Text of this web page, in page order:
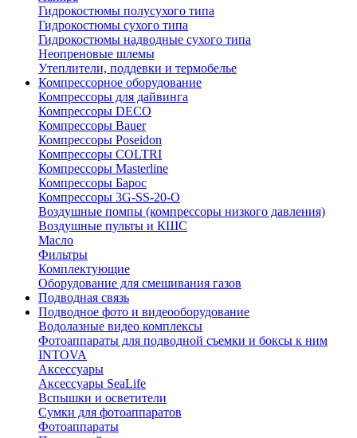
Гидрокостюмы полусухого типа
Гидрокостюмы сухого типа
Гидрокостюмы надводные сухого типа
Неопреновые шлемы
Утеплители, поддевки и термобелье
Компрессорное оборудование
Компрессоры для дайвинга
Компрессоры DECO
Компрессоры Bauer
Компрессоры Poseidon
Компрессоры COLTRI
Компрессоры Masterline
Компрессоры Барос
Компрессоры 3G-SS-20-O
Воздушные помпы (компрессоры низкого давления)
Воздушные пульты и КШС
Масло
Фильтры
Комплектующие
Оборудование для смешивания газов
Подводная связь
Подводное фото и видеооборудование
Водолазные видео комплексы
Фотоаппараты для подводной съемки и боксы к ним
INTOVA
Аксессуары
Аксессуары SeaLife
Вспышки и осветители
Сумки для фотоаппаратов
Фотоаппараты